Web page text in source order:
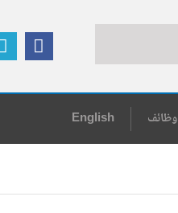
وظائف English